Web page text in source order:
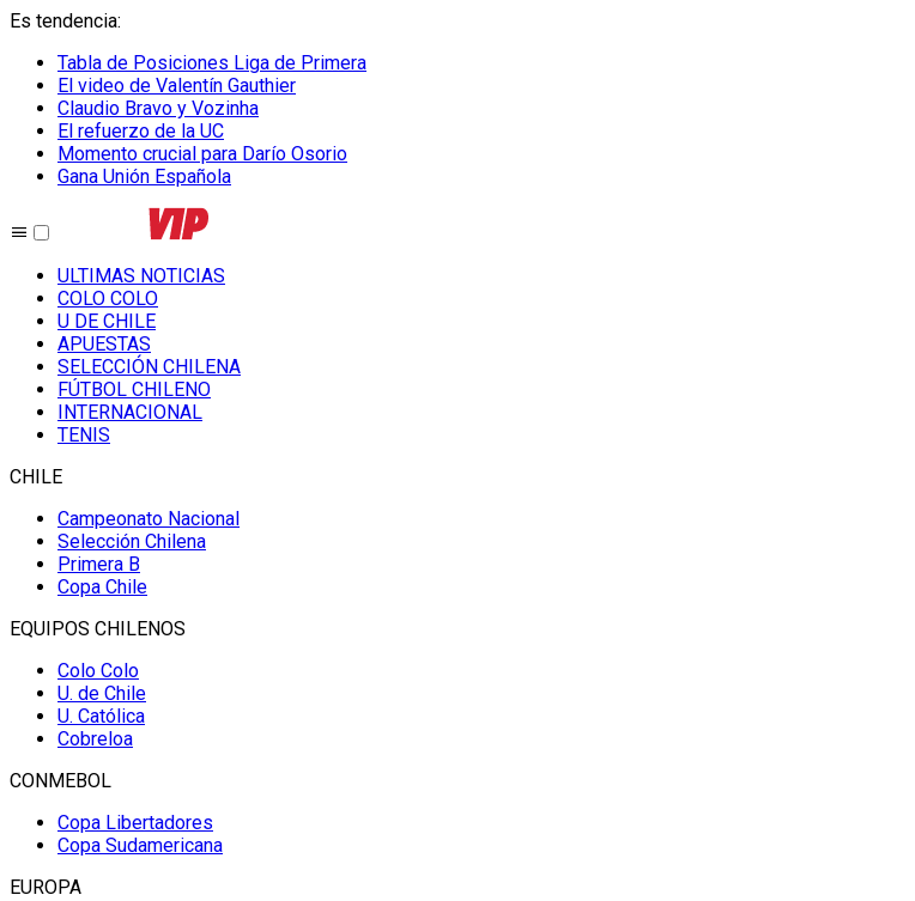
Es tendencia:
Tabla de Posiciones Liga de Primera
El video de Valentín Gauthier
Claudio Bravo y Vozinha
El refuerzo de la UC
Momento crucial para Darío Osorio
Gana Unión Española
ULTIMAS NOTICIAS
COLO COLO
U DE CHILE
APUESTAS
SELECCIÓN CHILENA
FÚTBOL CHILENO
INTERNACIONAL
TENIS
CHILE
Campeonato Nacional
Selección Chilena
Primera B
Copa Chile
EQUIPOS CHILENOS
Colo Colo
U. de Chile
U. Católica
Cobreloa
CONMEBOL
Copa Libertadores
Copa Sudamericana
EUROPA